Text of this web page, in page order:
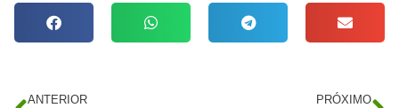
ANTERIOR PRÓXIMO